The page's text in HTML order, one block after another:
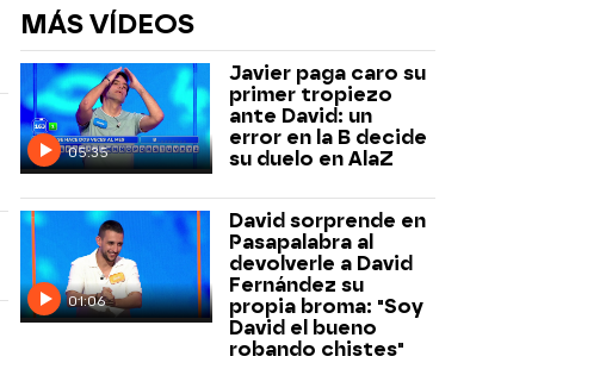
MÁS VÍDEOS
05:35
Javier paga caro su
primer tropiezo
ante David: un
error en la B decide
su duelo en AlaZ
01:06
David sorprende en
Pasapalabra al
devolverle a David
Fernández su
propia broma: "Soy
David el bueno
robando chistes"